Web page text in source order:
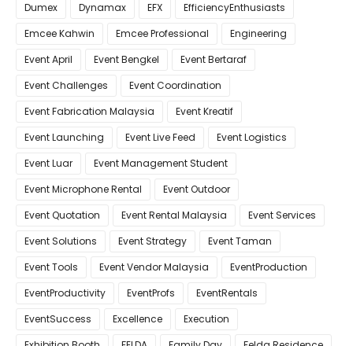
Dumex
Dynamax EFX
EfficiencyEnthusiasts
Emcee Kahwin
Emcee Professional
Engineering
Event April
Event Bengkel
Event Bertaraf
Event Challenges
Event Coordination
Event Fabrication Malaysia
Event Kreatif
Event Launching
Event Live Feed
Event Logistics
Event Luar
Event Management Student
Event Microphone Rental
Event Outdoor
Event Quotation
Event Rental Malaysia
Event Services
Event Solutions
Event Strategy
Event Taman
Event Tools
Event Vendor Malaysia
EventProduction
EventProductivity
EventProfs
EventRentals
EventSuccess
Excellence
Execution